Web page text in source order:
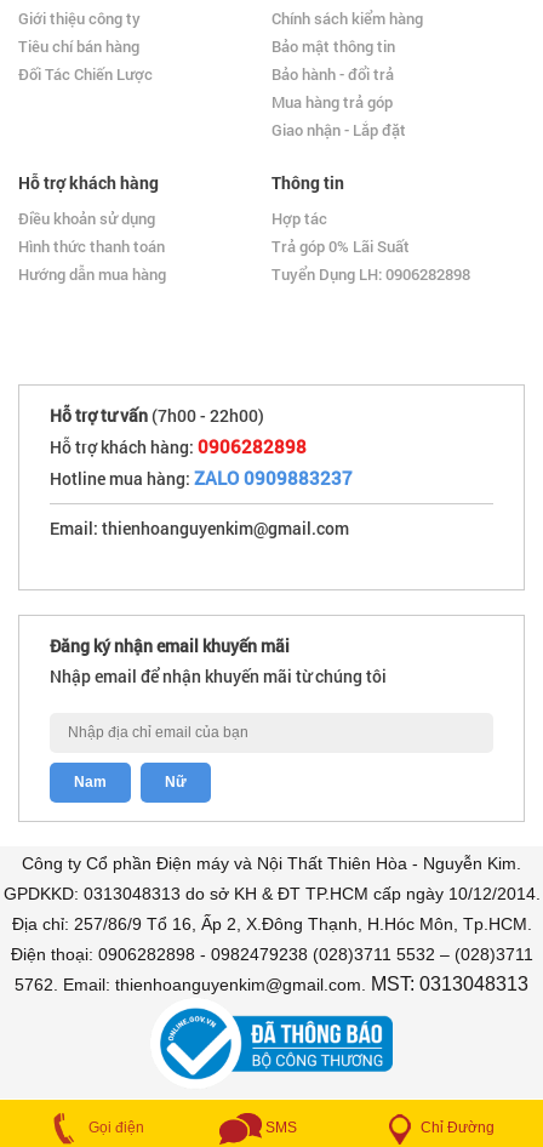
Giới thiệu công ty
Tiêu chí bán hàng
Đối Tác Chiến Lược
Chính sách kiểm hàng
Bảo mật thông tin
Bảo hành - đổi trả
Mua hàng trả góp
Giao nhận - Lắp đặt
Hỗ trợ khách hàng
Điều khoản sử dụng
Hình thức thanh toán
Hướng dẫn mua hàng
Thông tin
Hợp tác
Trả góp 0% Lãi Suất
Tuyển Dụng LH: 0906282898
Hỗ trợ tư vấn (7h00 - 22h00)
Hỗ trợ khách hàng: 0906282898
Hotline mua hàng: ZALO 0909883237
Email: thienhoanguyenkim@gmail.com
Đăng ký nhận email khuyến mãi
Nhập email để nhận khuyến mãi từ chúng tôi
Công ty Cổ phần Điện máy và Nội Thất Thiên Hòa - Nguyễn Kim.
GPDKKD: 0313048313 do sở KH & ĐT TP.HCM cấp ngày 10/12/2014.
Địa chỉ: 257/86/9 Tổ 16, Ấp 2, X.Đông Thạnh, H.Hóc Môn, Tp.HCM.
Điện thoại: 0906282898 - 0982479238 (028)3711 5532 – (028)3711
5762. Email: thienhoanguyenkim@gmail.com.
MST: 0313048313
COPYRIGHT © 2018 Bán trả góp. All Rights Reserved
Gọi điện SMS Chỉ Đường